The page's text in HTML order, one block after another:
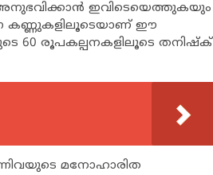
ഇവിടെയെത്തുകയും
കണ്ണുകളിലൂടെയാണ് ഈ
രൂപകല്പനകളിലൂടെ തനിഷ്‌ക്
മനോഹാരിത